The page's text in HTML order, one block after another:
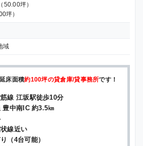
坪）
坪）
域
床面積約100坪の貸倉庫/貸事務所です！
線 江坂駅徒歩10分
中南IC 約3.5㎞
線近い
（4台可能）